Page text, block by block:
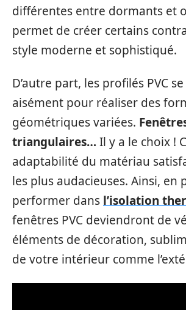
différentes entre dormants et
permet de créer certains
style moderne et sophistiqué.
D’autre part, les profilés PVC
aisément pour réaliser des
géométriques variées.
triangulaires…Il y a le choix !
adaptabilité du matériau
les plus audacieuses. Ainsi, en
performer dans l’isolation
fenêtres PVC deviendront de
éléments de décoration,
de votre intérieur comme